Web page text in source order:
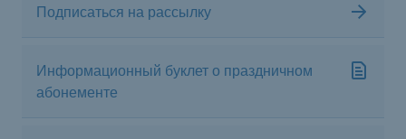
Подписаться на рассылку
Информационный буклет о праздничном
абонементе